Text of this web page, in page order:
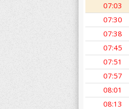
07:03
07:30
07:38
07:45
07:51
07:57
08:01
08:13